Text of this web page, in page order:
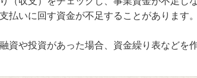
払いに回す資金が不足することがあります
資や投資があった場合、資金繰り表などを